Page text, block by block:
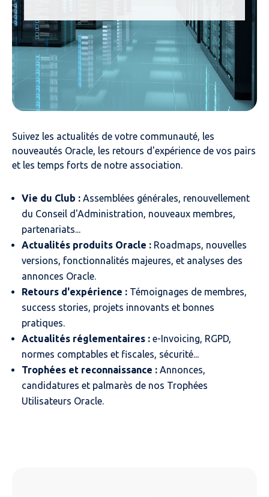
Suivez les actualités de votre communauté, les
nouveautés Oracle, les retours d'expérience de vos pairs
et les temps forts de notre association.
Vie du Club : Assemblées générales, renouvellement
du Conseil d'Administration, nouveaux membres,
partenariats...
Actualités produits Oracle : Roadmaps, nouvelles
versions, fonctionnalités majeures, et analyses des
annonces Oracle.
Retours d'expérience : Témoignages de membres,
success stories, projets innovants et bonnes
pratiques.
Actualités réglementaires : e-Invoicing, RGPD,
normes comptables et fiscales, sécurité...
Trophées et reconnaissance : Annonces,
candidatures et palmarès de nos Trophées
Utilisateurs Oracle.